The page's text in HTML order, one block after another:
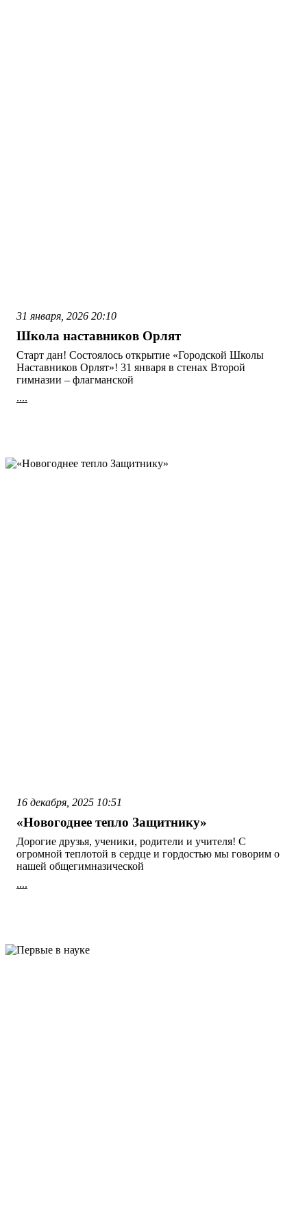
31 января, 2026 20:10
Школа наставников Орлят
Старт дан! Состоялось открытие «Городской Школы
Наставников Орлят»! 31 января в стенах Второй
гимназии – флагманской
....
16 декабря, 2025 10:51
«Новогоднее тепло Защитнику»
Дорогие друзья, ученики, родители и учителя! С
огромной теплотой в сердце и гордостью мы говорим о
нашей общегимназической
....